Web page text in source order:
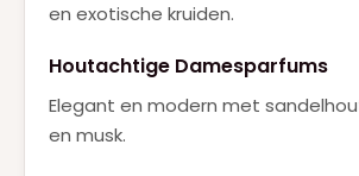
en exotische kruiden.
Houtachtige Damesparfums
Elegant en modern met
en musk.